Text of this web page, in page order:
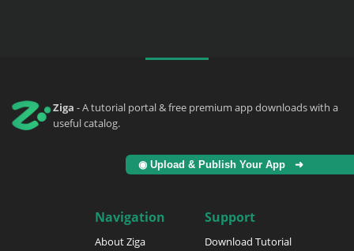
Ziga - A tutorial portal & free premium app downloads with a
useful catalog.
◉ Upload & Publish Your App ➜
Navigation
About Ziga
Support
Download Tutorial